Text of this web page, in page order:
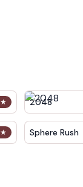
★ 2048
★ Sphere Rush